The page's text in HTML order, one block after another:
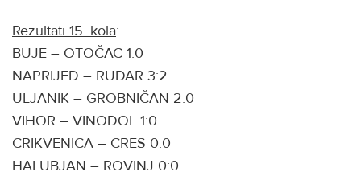
Rezultati 15. kola:
BUJE – OTOČAC 1:0
NAPRIJED – RUDAR 3:2
ULJANIK – GROBNIČAN 2:0
VIHOR – VINODOL 1:0
CRIKVENICA – CRES 0:0
HALUBJAN – ROVINJ 0:0